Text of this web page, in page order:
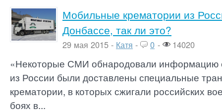
Мобильные крематории из
Донбассе, так ли это?
29 мая 2015 - Катя - 0 - 14020
«Некоторые СМИ обнародовали информацию
из России были доставлены специальные
крематории, в которых сжигали российских
боях в...